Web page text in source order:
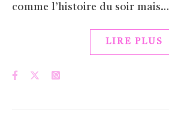
comme l’histoire du soir mais…
LIRE PLUS